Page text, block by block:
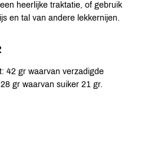
heerlijke traktatie, of gebruik
en tal van andere lekkernijen.
42 gr waarvan verzadigde
gr waarvan suiker 21 gr.